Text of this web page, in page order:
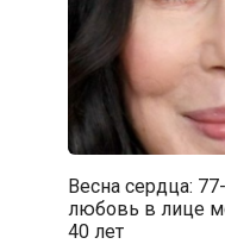
Весна сердца:
любовь в лице
40 лет